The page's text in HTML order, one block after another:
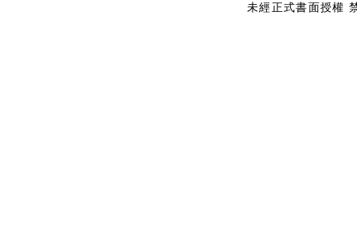
未經正式書面授權